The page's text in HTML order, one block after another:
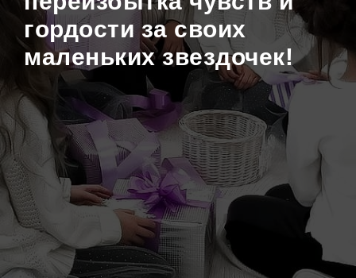
гордости за своих
маленьких звездочек!